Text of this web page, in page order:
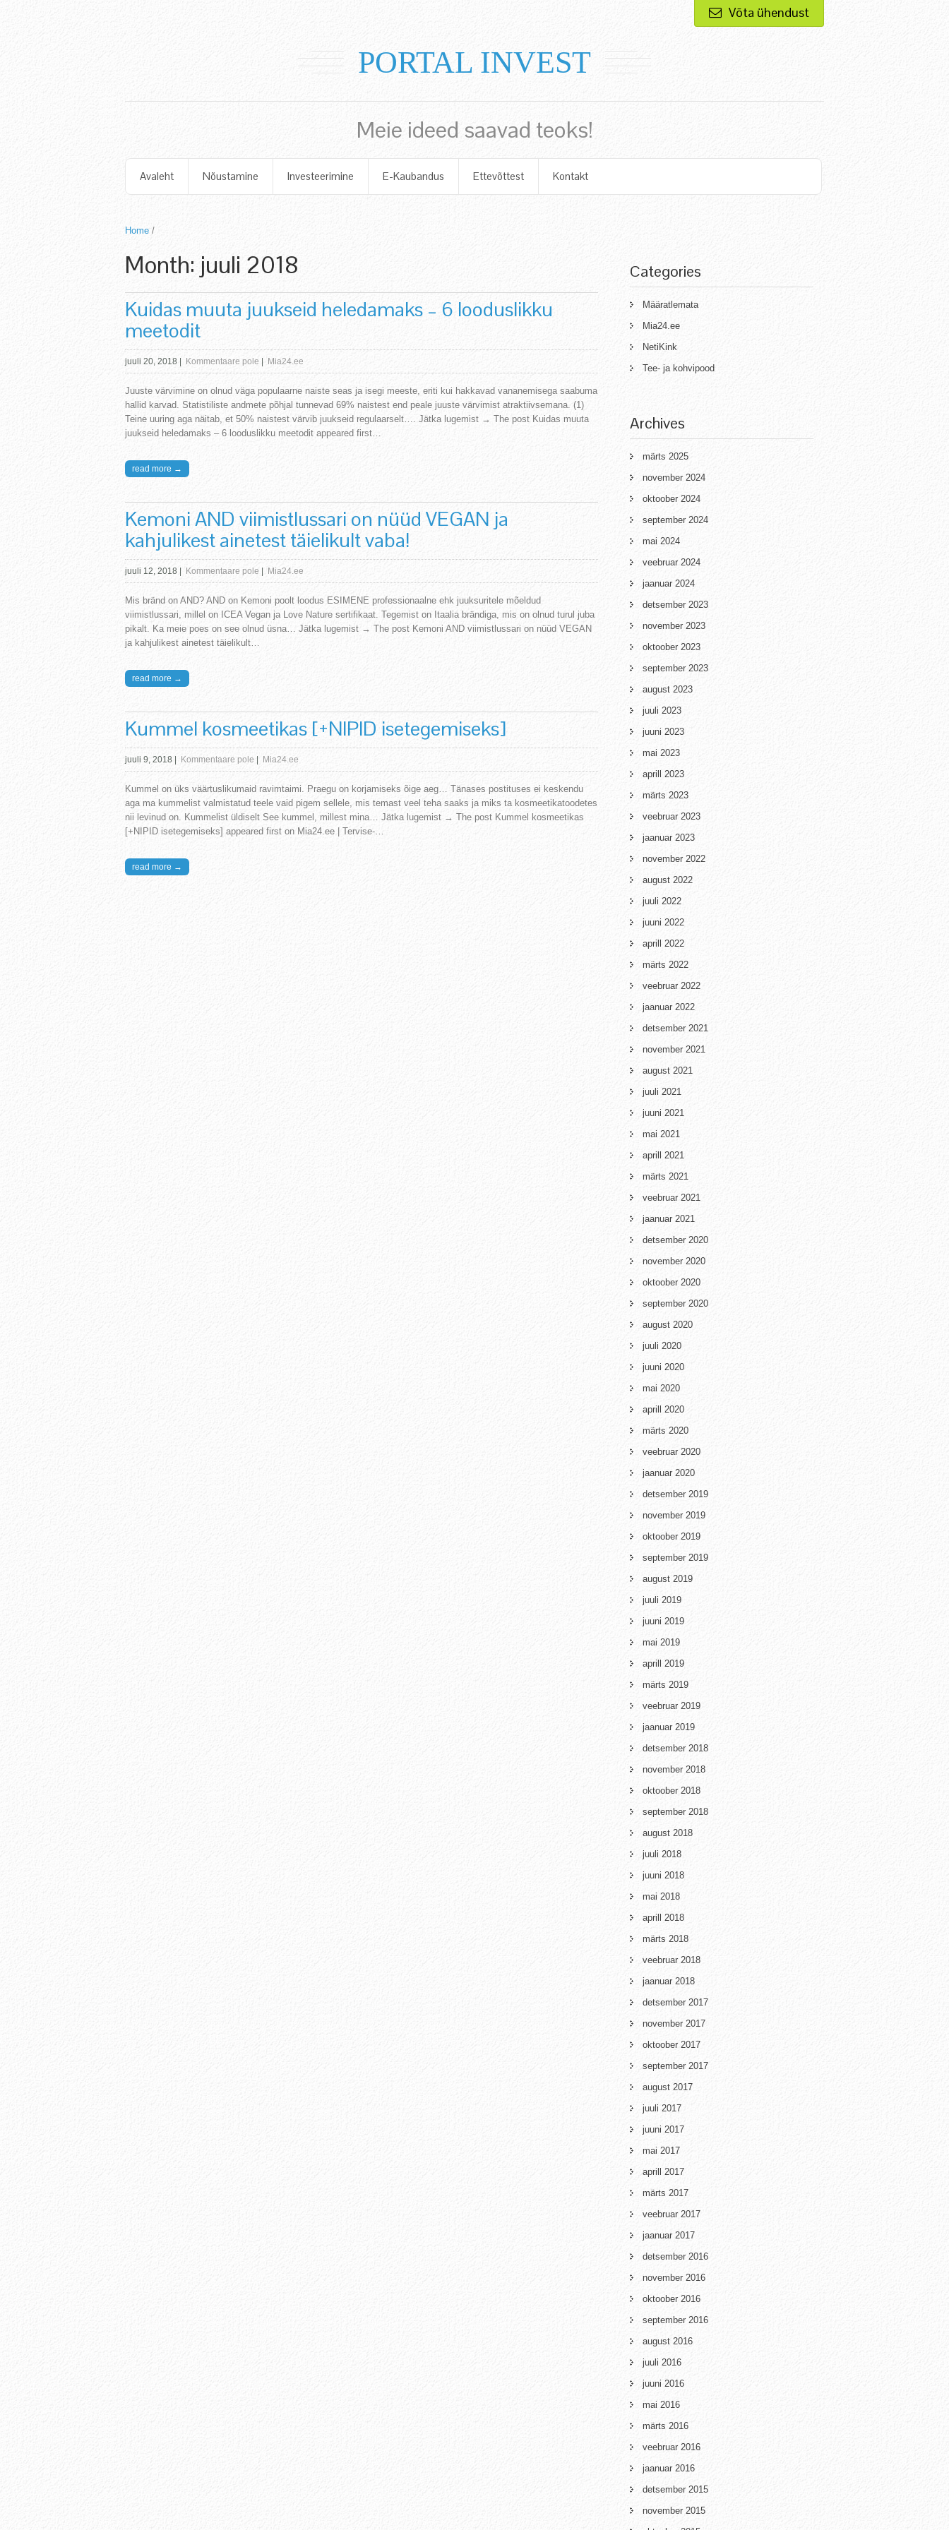
Võta ühendust
PORTAL INVEST
Meie ideed saavad teoks!
Avaleht Nõustamine Investeerimine E-Kaubandus Ettevõttest Kontakt
Home /
Month: juuli 2018
Kuidas muuta juukseid heledamaks – 6 looduslikku
meetodit
juuli 20, 2018 Kommentaare pole Mia24.ee
Juuste värvimine on olnud väga populaarne naiste seas ja isegi meeste, eriti kui hakkavad vananemisega saabuma
hallid karvad. Statistiliste andmete põhjal tunnevad 69% naistest end peale juuste värvimist atraktiivsemana. (1)
Teine uuring aga näitab, et 50% naistest värvib juukseid regulaarselt…. Jätka lugemist → The post Kuidas muuta
juukseid heledamaks – 6 looduslikku meetodit appeared first…
read more →
Kemoni AND viimistlussari on nüüd VEGAN ja
kahjulikest ainetest täielikult vaba!
juuli 12, 2018 Kommentaare pole Mia24.ee
Mis bränd on AND? AND on Kemoni poolt loodus ESIMENE professionaalne ehk juuksuritele mõeldud
viimistlussari, millel on ICEA Vegan ja Love Nature sertifikaat. Tegemist on Itaalia brändiga, mis on olnud turul juba
pikalt. Ka meie poes on see olnud üsna… Jätka lugemist → The post Kemoni AND viimistlussari on nüüd VEGAN
ja kahjulikest ainetest täielikult…
read more →
Kummel kosmeetikas [+NIPID isetegemiseks]
juuli 9, 2018 Kommentaare pole Mia24.ee
Kummel on üks väärtuslikumaid ravimtaimi. Praegu on korjamiseks õige aeg… Tänases postituses ei keskendu
aga ma kummelist valmistatud teele vaid pigem sellele, mis temast veel teha saaks ja miks ta kosmeetikatoodetes
nii levinud on. Kummelist üldiselt See kummel, millest mina… Jätka lugemist → The post Kummel kosmeetikas
[+NIPID isetegemiseks] appeared first on Mia24.ee | Tervise-…
read more →
Categories
Määratlemata
Mia24.ee
NetiKink
Tee- ja kohvipood
Archives
märts 2025
november 2024
oktoober 2024
september 2024
mai 2024
veebruar 2024
jaanuar 2024
detsember 2023
november 2023
oktoober 2023
september 2023
august 2023
juuli 2023
juuni 2023
mai 2023
aprill 2023
märts 2023
veebruar 2023
jaanuar 2023
november 2022
august 2022
juuli 2022
juuni 2022
aprill 2022
märts 2022
veebruar 2022
jaanuar 2022
detsember 2021
november 2021
august 2021
juuli 2021
juuni 2021
mai 2021
aprill 2021
märts 2021
veebruar 2021
jaanuar 2021
detsember 2020
november 2020
oktoober 2020
september 2020
august 2020
juuli 2020
juuni 2020
mai 2020
aprill 2020
märts 2020
veebruar 2020
jaanuar 2020
detsember 2019
november 2019
oktoober 2019
september 2019
august 2019
juuli 2019
juuni 2019
mai 2019
aprill 2019
märts 2019
veebruar 2019
jaanuar 2019
detsember 2018
november 2018
oktoober 2018
september 2018
august 2018
juuli 2018
juuni 2018
mai 2018
aprill 2018
märts 2018
veebruar 2018
jaanuar 2018
detsember 2017
november 2017
oktoober 2017
september 2017
august 2017
juuli 2017
juuni 2017
mai 2017
aprill 2017
märts 2017
veebruar 2017
jaanuar 2017
detsember 2016
november 2016
oktoober 2016
september 2016
august 2016
juuli 2016
juuni 2016
mai 2016
märts 2016
veebruar 2016
jaanuar 2016
detsember 2015
november 2015